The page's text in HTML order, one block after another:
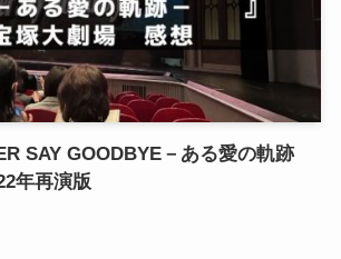
SAY GOODBYE－ある愛の軌跡
年再演版